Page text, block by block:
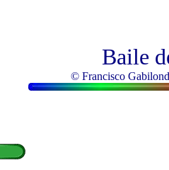
Baile
© Francisco